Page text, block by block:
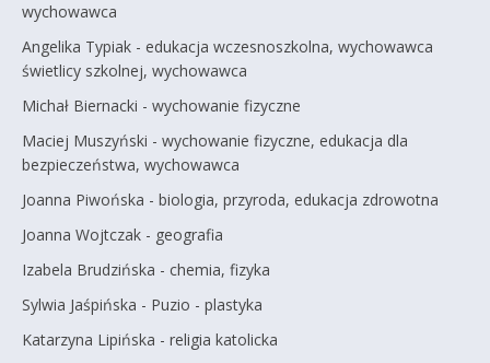
wychowawca
Angelika Typiak - edukacja wczesnoszkolna, wychowawca
świetlicy szkolnej, wychowawca
Michał Biernacki - wychowanie fizyczne
Maciej Muszyński - wychowanie fizyczne, edukacja dla
bezpieczeństwa, wychowawca
Joanna Piwońska - biologia, przyroda, edukacja zdrowotna
Joanna Wojtczak - geografia
Izabela Brudzińska - chemia, fizyka
Sylwia Jaśpińska - Puzio - plastyka
Katarzyna Lipińska - religia katolicka